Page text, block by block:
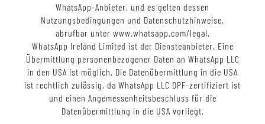
WhatsApp-Anbieter, und es gelten dessen
Nutzungsbedingungen und Datenschutzhinweise,
abrufbar unter www.whatsapp.com/legal.
WhatsApp Ireland Limited ist der Diensteanbieter. Eine
Übermittlung personenbezogener Daten an WhatsApp LLC
in den USA ist möglich. Die Datenübermittlung in die USA
ist rechtlich zulässig, da WhatsApp LLC DPF-zertifiziert ist
und einen Angemessenheitsbeschluss für die
Datenübermittlung in die USA vorliegt.